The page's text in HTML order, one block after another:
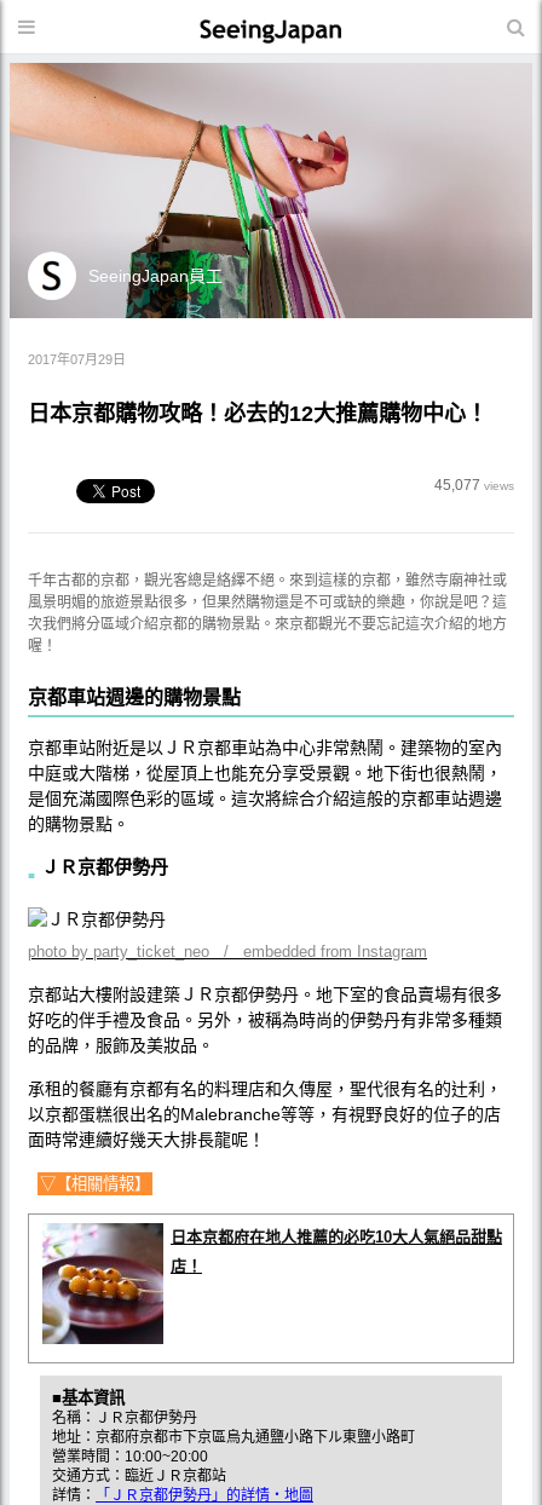
SeeingJapan員工
2017年07月29日
日本京都購物攻略！必去的12大推薦購物中心！
45,077 views
千年古都的京都，觀光客總是絡繹不絕。來到這樣的京都，雖然寺廟神社或
風景明媚的旅遊景點很多，但果然購物還是不可或缺的樂趣，你說是吧？這
次我們將分區域介紹京都的購物景點。來京都觀光不要忘記這次介紹的地方
喔！
京都車站週邊的購物景點
京都車站附近是以ＪＲ京都車站為中心非常熱鬧。建築物的室內
中庭或大階梯，從屋頂上也能充分享受景觀。地下街也很熱鬧，
是個充滿國際色彩的區域。這次將綜合介紹這般的京都車站週邊
的購物景點。
ＪＲ京都伊勢丹
photo by party_ticket_neo / embedded from Instagram
京都站大樓附設建築ＪＲ京都伊勢丹。地下室的食品賣場有很多
好吃的伴手禮及食品。另外，被稱為時尚的伊勢丹有非常多種類
的品牌，服飾及美妝品。
承租的餐廳有京都有名的料理店和久傳屋，聖代很有名的辻利，
以京都蛋糕很出名的Malebranche等等，有視野良好的位子的店
面時常連續好幾天大排長龍呢！
▽【相關情報】
日本京都府在地人推薦的必吃10大人氣絕品甜點
店！
■基本資訊
名稱：ＪＲ京都伊勢丹
地址：京都府京都市下京區烏丸通鹽小路下ル東鹽小路町
營業時間：10:00~20:00
交通方式：臨近ＪＲ京都站
詳情：
「ＪＲ京都伊勢丹」的詳情・地圖